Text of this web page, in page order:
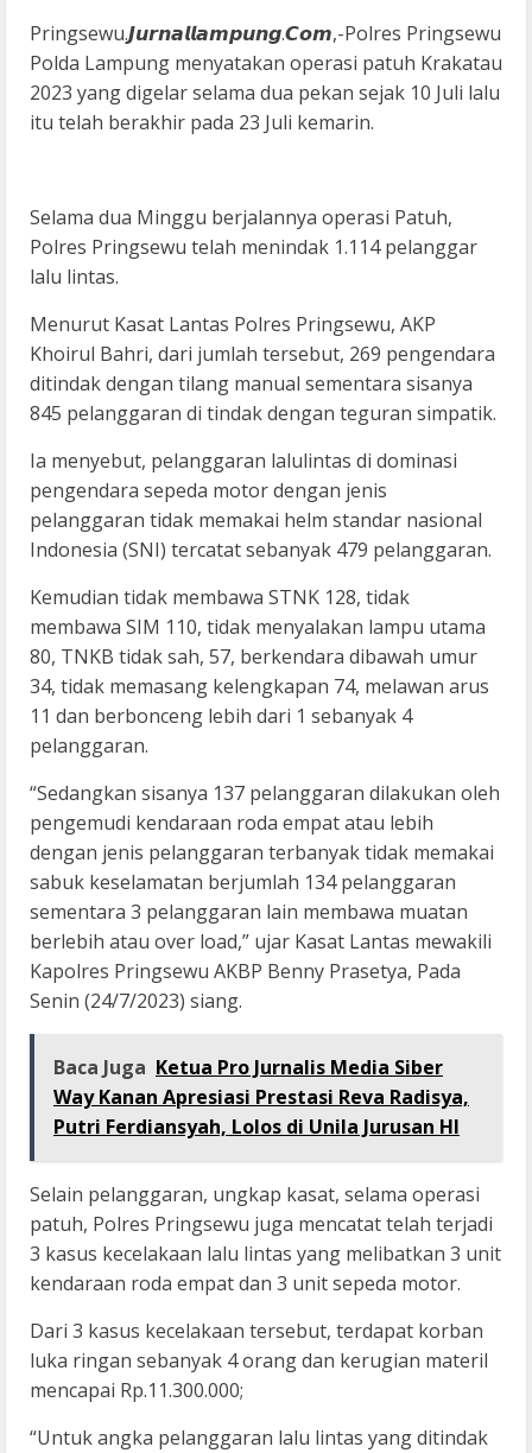
Pringsewu.𝙅𝙪𝙧𝙣𝙖𝙡𝙡𝙖𝙢𝙥𝙪𝙣𝙜.𝘾𝙤𝙢,-Polres Pringsewu
Polda Lampung menyatakan operasi patuh Krakatau
2023 yang digelar selama dua pekan sejak 10 Juli lalu
itu telah berakhir pada 23 Juli kemarin.
Selama dua Minggu berjalannya operasi Patuh,
Polres Pringsewu telah menindak 1.114 pelanggar
lalu lintas.
Menurut Kasat Lantas Polres Pringsewu, AKP
Khoirul Bahri, dari jumlah tersebut, 269 pengendara
ditindak dengan tilang manual sementara sisanya
845 pelanggaran di tindak dengan teguran simpatik.
Ia menyebut, pelanggaran lalulintas di dominasi
pengendara sepeda motor dengan jenis
pelanggaran tidak memakai helm standar nasional
Indonesia (SNI) tercatat sebanyak 479 pelanggaran.
Kemudian tidak membawa STNK 128, tidak
membawa SIM 110, tidak menyalakan lampu utama
80, TNKB tidak sah, 57, berkendara dibawah umur
34, tidak memasang kelengkapan 74, melawan arus
11 dan berbonceng lebih dari 1 sebanyak 4
pelanggaran.
“Sedangkan sisanya 137 pelanggaran dilakukan oleh
pengemudi kendaraan roda empat atau lebih
dengan jenis pelanggaran terbanyak tidak memakai
sabuk keselamatan berjumlah 134 pelanggaran
sementara 3 pelanggaran lain membawa muatan
berlebih atau over load,” ujar Kasat Lantas mewakili
Kapolres Pringsewu AKBP Benny Prasetya, Pada
Senin (24/7/2023) siang.
Baca Juga Ketua Pro Jurnalis Media Siber
Way Kanan Apresiasi Prestasi Reva Radisya,
Putri Ferdiansyah, Lolos di Unila Jurusan HI
Selain pelanggaran, ungkap kasat, selama operasi
patuh, Polres Pringsewu juga mencatat telah terjadi
3 kasus kecelakaan lalu lintas yang melibatkan 3 unit
kendaraan roda empat dan 3 unit sepeda motor.
Dari 3 kasus kecelakaan tersebut, terdapat korban
luka ringan sebanyak 4 orang dan kerugian materil
mencapai Rp.11.300.000;
“Untuk angka pelanggaran lalu lintas yang ditindak